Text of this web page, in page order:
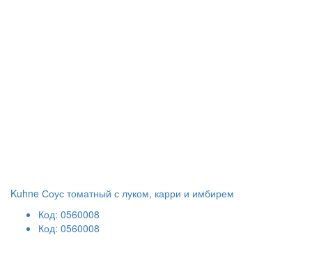
Kuhne Соус томатный с луком, карри и имбирем
Код: 0560008
Код: 0560008